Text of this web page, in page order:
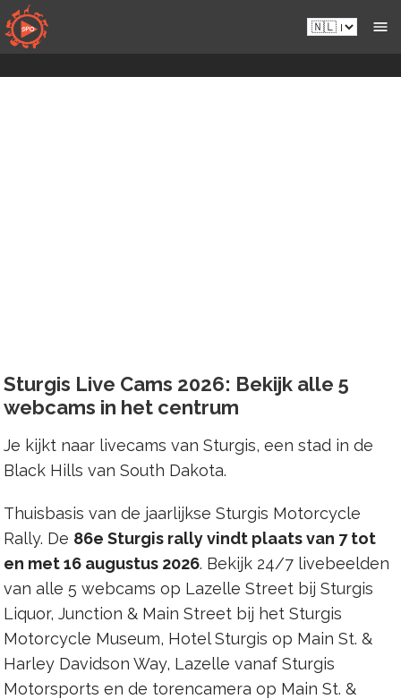
Naar
inhoud
gaan
Nl.sportsmansparadiseonline.com
Sturgis Live Cams 2026: Bekijk alle 5
webcams in het centrum
Je kijkt naar livecams van Sturgis, een stad in de
Black Hills van South Dakota.
Thuisbasis van de jaarlijkse Sturgis Motorcycle
Rally. De 86e Sturgis rally vindt plaats van 7 tot
en met 16 augustus 2026. Bekijk 24/7 livebeelden
van alle 5 webcams op Lazelle Street bij Sturgis
Liquor, Junction & Main Street bij het Sturgis
Motorcycle Museum, Hotel Sturgis op Main St. &
Harley Davidson Way, Lazelle vanaf Sturgis
Motorsports en de torencamera op Main St. &